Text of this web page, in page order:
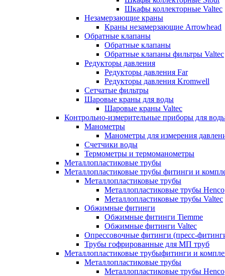
Шкафы коллекторные Valtec
Незамерзающие краны
Краны незамерзающие Arrowhead
Обратные клапаны
Обратные клапаны
Обратные клапаны фильтры Valtec
Редукторы давления
Редукторы давления Far
Редукторы давления Kromwell
Сетчатые фильтры
Шаровые краны для воды
Шаровые краны Valtec
Контрольно-измерительные приборы для
Манометры
Манометры для измерения
Счетчики воды
Термометры и термоманометры
Металлопластиковые трубы
Металлопластиковые трубы фитинги и
Металлопластиковые трубы
Металлопластиковые трубы Henco
Металлопластиковые трубы Valtec
Обжимные фитинги
Обжимные фитинги Tiemme
Обжимные фитинги Valtec
Опрессовочные фитинги (пресс-
Трубы гофрированные для МП труб
Металлопластиковые трубыфитинги и
Металлопластиковые трубы
Металлопластиковые трубы Henco